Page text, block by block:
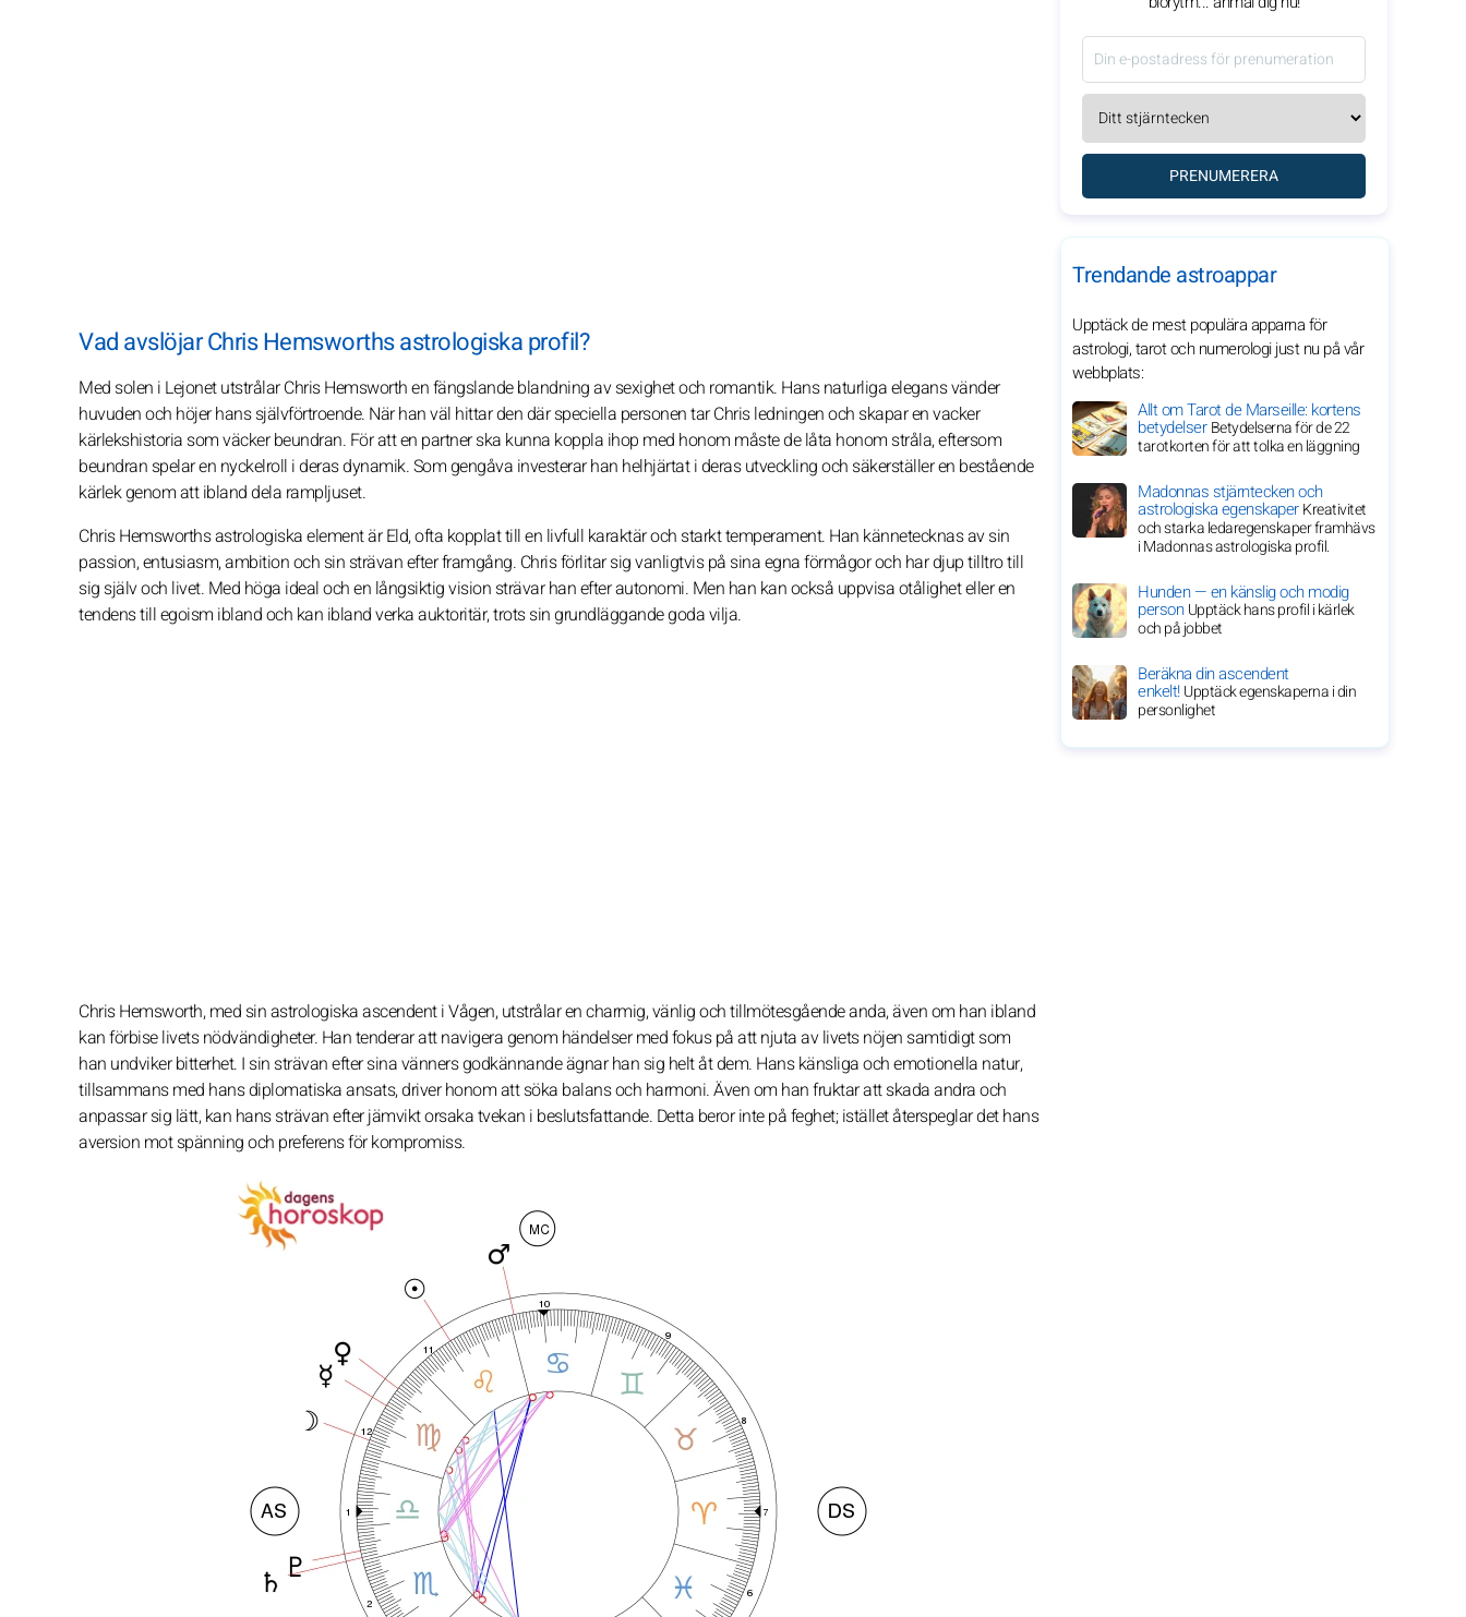
Vad avslöjar Chris Hemsworths astrologiska profil?
Med solen i Lejonet utstrålar Chris Hemsworth en fängslande blandning av sexighet och romantik. Hans naturliga elegans vänder
huvuden och höjer hans självförtroende. När han väl hittar den där speciella personen tar Chris ledningen och skapar en vacker
kärlekshistoria som väcker beundran. För att en partner ska kunna koppla ihop med honom måste de låta honom stråla, eftersom
beundran spelar en nyckelroll i deras dynamik. Som gengåva investerar han helhjärtat i deras utveckling och säkerställer en bestående
kärlek genom att ibland dela rampljuset.
Chris Hemsworths astrologiska element är Eld, ofta kopplat till en livfull karaktär och starkt temperament. Han kännetecknas av sin
passion, entusiasm, ambition och sin strävan efter framgång. Chris förlitar sig vanligtvis på sina egna förmågor och har djup tilltro till
sig själv och livet. Med höga ideal och en långsiktig vision strävar han efter autonomi. Men han kan också uppvisa otålighet eller en
tendens till egoism ibland och kan ibland verka auktoritär, trots sin grundläggande goda vilja.
Chris Hemsworth, med sin astrologiska ascendent i Vågen, utstrålar en charmig, vänlig och tillmötesgående anda, även om han ibland
kan förbise livets nödvändigheter. Han tenderar att navigera genom händelser med fokus på att njuta av livets nöjen samtidigt som
han undviker bitterhet. I sin strävan efter sina vänners godkännande ägnar han sig helt åt dem. Hans känsliga och emotionella natur,
tillsammans med hans diplomatiska ansats, driver honom att söka balans och harmoni. Även om han fruktar att skada andra och
anpassar sig lätt, kan hans strävan efter jämvikt orsaka tvekan i beslutsfattande. Detta beror inte på feghet; istället återspeglar det hans
aversion mot spänning och preferens för kompromiss.
PRENUMERERA
Trendande astroappar
Upptäck de mest populära apparna för
astrologi, tarot och numerologi just nu på vår
webbplats:
Allt om Tarot de Marseille: kortens
betydelserBetydelserna för de 22
tarotkorten för att tolka en läggning
Madonnas stjärntecken och
astrologiska egenskaperKreativitet
och starka ledaregenskaper framhävs
i Madonnas astrologiska profil.
Hunden — en känslig och modig
personUpptäck hans profil i kärlek
och på jobbet
Beräkna din ascendent
enkelt!Upptäck egenskaperna i din
personlighet